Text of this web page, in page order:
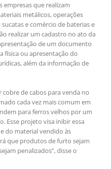
empresas que realizam
metálicos, operações
e comércio de baterias e
realizar um cadastro no ato da
de um documento
física ou apresentação do
além da informação de
de cabos para venda no
cada vez mais comum em
para ferros velhos por um
Esse projeto visa inibir essa
do material vendido às
que produtos de furto sejam
penalizados”, disse o